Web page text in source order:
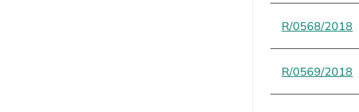
R/0568/2018
R/0569/2018